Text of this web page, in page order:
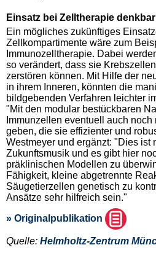
Einsatz bei Zelltherapie denkbar
Ein mögliches zukünftiges
Zellkompartimente wäre zum
Immunozelltherapie. Dabei
so verändert, dass sie
zerstören können. Mit Hilfe der
in ihrem Inneren, könnten die
bildgebenden Verfahren leichter
"Mit den modular bestückbaren
Immunzellen eventuell auch
geben, die sie effizienter und
Westmeyer und ergänzt: "Dies ist
Zukunftsmusik und es gibt hier
präklinischen Modellen zu
Fähigkeit, kleine abgetrennte
Säugetierzellen genetisch zu
Ansätze sehr hilfreich sein."
» Originalpublikation
Quelle: Helmholtz-Zentrum